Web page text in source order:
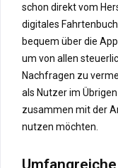
schon direkt vom
digitales
bequem über die
um von allen
Nachfragen zu
als Nutzer im
zusammen mit der
nutzen möchten.